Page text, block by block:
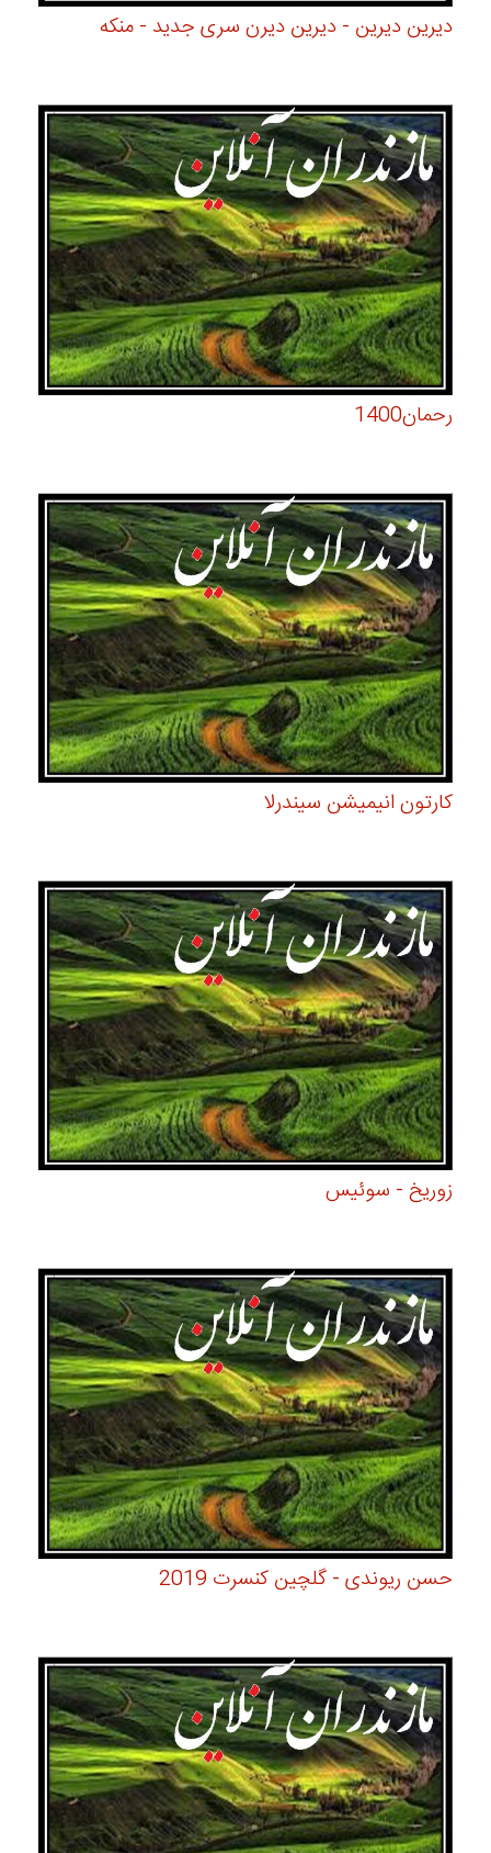
دیرین دیرین - دیرین دیرن سری جدید - منکه
رحمان1400
کارتون انیمیشن سیندرلا
زوریخ - سوئیس
حسن ریوندی - گلچین کنسرت 2019